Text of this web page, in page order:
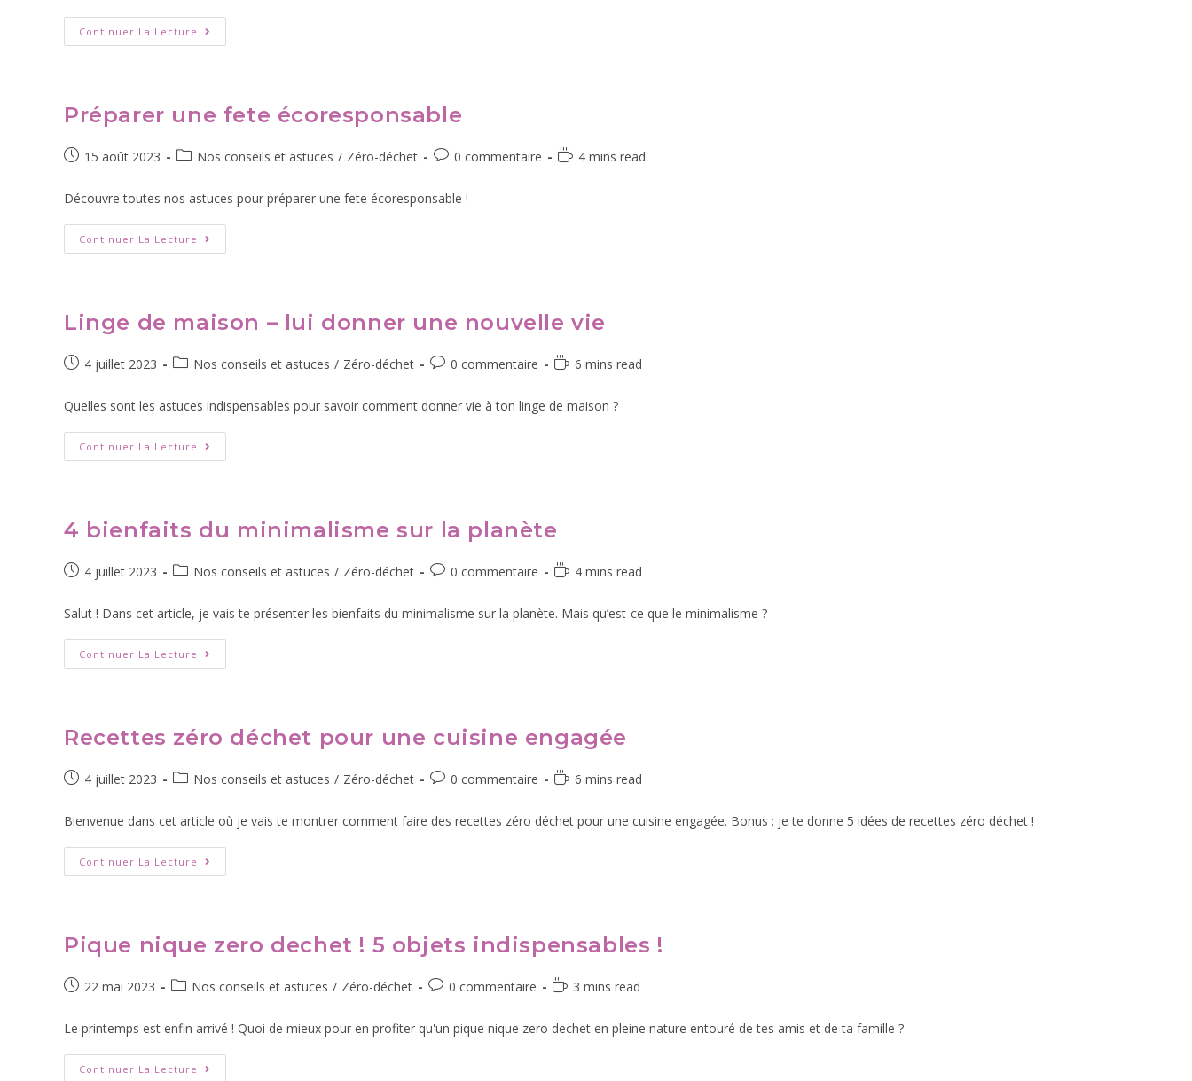
Continuer La Lecture
Préparer une fete écoresponsable
15 août 2023 Nos conseils et astuces / Zéro-déchet 0 commentaire 4 mins read
Découvre toutes nos astuces pour préparer une fete écoresponsable !
Continuer La Lecture
Linge de maison – lui donner une nouvelle vie
4 juillet 2023 Nos conseils et astuces / Zéro-déchet 0 commentaire 6 mins read
Quelles sont les astuces indispensables pour savoir comment donner vie à ton linge de maison ?
Continuer La Lecture
4 bienfaits du minimalisme sur la planète
4 juillet 2023 Nos conseils et astuces / Zéro-déchet 0 commentaire 4 mins read
Salut ! Dans cet article, je vais te présenter les bienfaits du minimalisme sur la planète. Mais qu’est-ce que le minimalisme ?
Continuer La Lecture
Recettes zéro déchet pour une cuisine engagée
4 juillet 2023 Nos conseils et astuces / Zéro-déchet 0 commentaire 6 mins read
Bienvenue dans cet article où je vais te montrer comment faire des recettes zéro déchet pour une cuisine engagée. Bonus : je te donne 5 idées de recettes zéro déchet !
Continuer La Lecture
Pique nique zero dechet ! 5 objets indispensables !
22 mai 2023 Nos conseils et astuces / Zéro-déchet 0 commentaire 3 mins read
Le printemps est enfin arrivé ! Quoi de mieux pour en profiter qu'un pique nique zero dechet en pleine nature entouré de tes amis et de ta famille ?
Continuer La Lecture